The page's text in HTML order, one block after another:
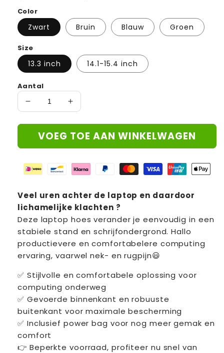
Color
Zwart Bruin Blauw Groen
Size
13.3 inch 14.1-15.4 inch
Aantal
Aantal
voor
Veranderbare
Laptop
|
nek-
en
rugpijn
!
Aantal
voor
Veranderbare
Laptop
nek-
en
rugpijn
!
VOEG TOE AAN WINKELWAGEN
Veel uren achter de laptop en daardoor
lichamelijke klachten ?
Deze laptop hoes verander je eenvoudig in een
stabiele stand en schrijfondergrond. Hallo
productievere en comfortabelere computing
ervaring, vaarwel nek- en rugpijn😃
✅ Stijlvolle en comfortabele oplossing voor
computing onderweg
✅ Gevoerde binnenkant en robuuste
buitenkant voor maximale bescherming
✅ Inclusief power bag voor nog meer gemak en
comfort
👉 Beperkte voorraad, profiteer nu snel van